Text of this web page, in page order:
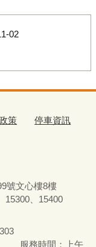
02
策 停車資訊
號文心樓8樓
15300、15400
上午